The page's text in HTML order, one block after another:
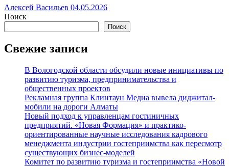
Алексей Васильев 04.05.2026
Поиск
Поиск
Свежие записи
В Вологодской области обсудили новые инициативы по
развитию туризма, предпринимательства и
общественных проектов
Рекламная группа Клинтаун Медиа вывела диджитал-
мобили на дороги Алматы
Новый подход к управленцам гостиничных
предприятий. «Новая Формация» и практико-
ориентированные научные исследования кадрового
менеджмента индустрии гостеприимства как пересмотр
существующих бизнес-моделей
Комитет по развитию туризма и гостеприимства «Новой